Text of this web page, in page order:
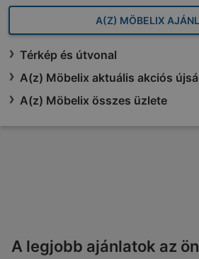
A(Z) MÖBELIX
Térkép és útvonal
A(z) Möbelix aktuális akciós
A(z) Möbelix összes üzlete
A legjobb ajánlatok az